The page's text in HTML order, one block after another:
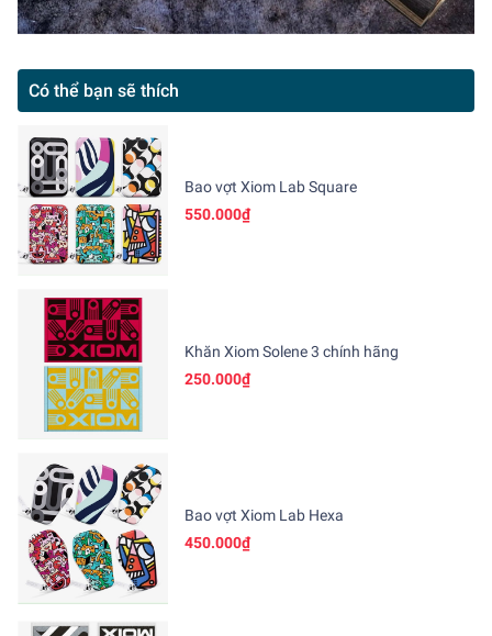
Có thể bạn sẽ thích
Bao vợt Xiom Lab Square
550.000₫
Khăn Xiom Solene 3 chính hãng
250.000₫
Bao vợt Xiom Lab Hexa
450.000₫